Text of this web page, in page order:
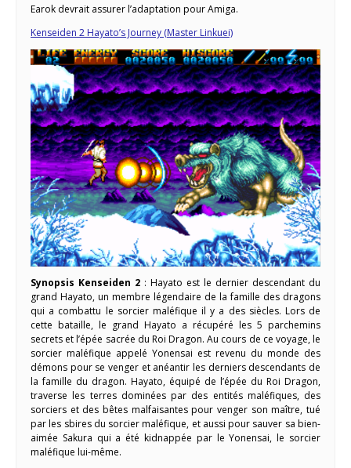
Earok devrait assurer l’adaptation pour Amiga.
Kenseiden 2 Hayato’s Journey (Master Linkuei)
Synopsis Kenseiden 2 : Hayato est le dernier descendant du
grand Hayato, un membre légendaire de la famille des dragons
qui a combattu le sorcier maléfique il y a des siècles. Lors de
cette bataille, le grand Hayato a récupéré les 5 parchemins
secrets et l’épée sacrée du Roi Dragon. Au cours de ce voyage, le
sorcier maléfique appelé Yonensai est revenu du monde des
démons pour se venger et anéantir les derniers descendants de
la famille du dragon. Hayato, équipé de l’épée du Roi Dragon,
traverse les terres dominées par des entités maléfiques, des
sorciers et des bêtes malfaisantes pour venger son maître, tué
par les sbires du sorcier maléfique, et aussi pour sauver sa bien-
aimée Sakura qui a été kidnappée par le Yonensai, le sorcier
maléfique lui-même.